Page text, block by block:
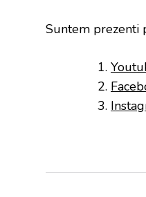
Suntem prezenti